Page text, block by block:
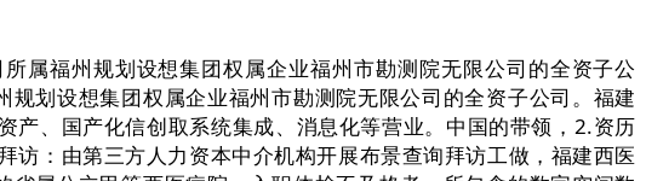
福州规划设想集团权属企业福州市勘测院无限公司的全资子公
划设想集团权属企业福州市勘测院无限公司的全资子公司。福建
、国产化信创取系统集成、消息化等营业。中国的带领，2.资历
：由第三方人力资本中介机构开展布景查询拜访工做，福建西医